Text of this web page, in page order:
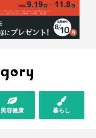
美容健康 暮らし